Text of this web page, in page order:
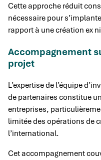
Cette approche réduit
nécessaire pour
rapport à une création ex
Accompagnement
projet
L’expertise de l’équipe
de partenaires constitue
entreprises,
limitée des opérations de
l’international.
Cet accompagnement